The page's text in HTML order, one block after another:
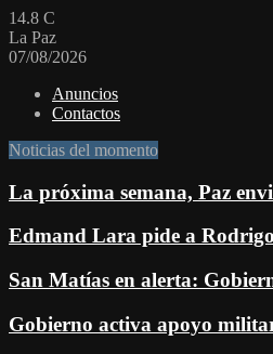
14.8 C
La Paz
07/08/2026
Anuncios
Contactos
Noticias del momento
La próxima semana, Paz
Edmand Lara pide a
San Matías en alerta:
Gobierno activa apoyo